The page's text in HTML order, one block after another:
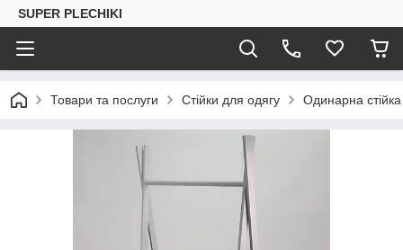
SUPER PLECHIKI
Товари та послуги Стійки для одягу Одинарна